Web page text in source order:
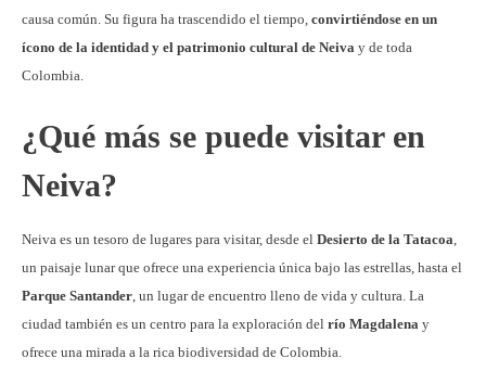
causa común. Su figura ha trascendido el tiempo, convirtiéndose en un
ícono de la identidad y el patrimonio cultural de Neiva y de toda
Colombia.
¿Qué más se puede visitar en
Neiva?
Neiva es un tesoro de lugares para visitar, desde el Desierto de la Tatacoa
un paisaje lunar que ofrece una experiencia única bajo las estrellas, hasta el
Parque Santander , un lugar de encuentro lleno de vida y cultura. La
ciudad también es un centro para la exploración del río Magdalena y
ofrece una mirada a la rica biodiversidad de Colombia.